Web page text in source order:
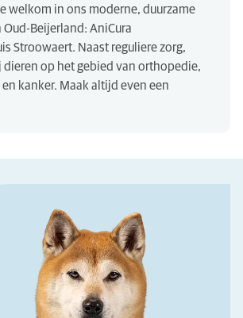
welkom in ons moderne, duurzame
Beijerland: AniCura
Stroowaert. Naast reguliere zorg,
dieren op het gebied van orthopedie,
kanker. Maak altijd even een